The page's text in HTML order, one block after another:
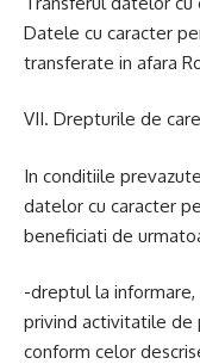
Datele cu caracter
transferate in afara
VII. Drepturile de
In conditiile
datelor cu caracter
beneficiati de
-dreptul la
privind activitatile de
conform celor